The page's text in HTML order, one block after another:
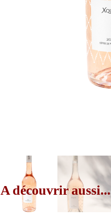
A découvrir aussi...